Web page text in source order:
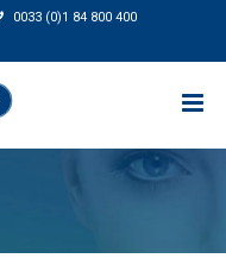
0033 (0)1 84 800 400